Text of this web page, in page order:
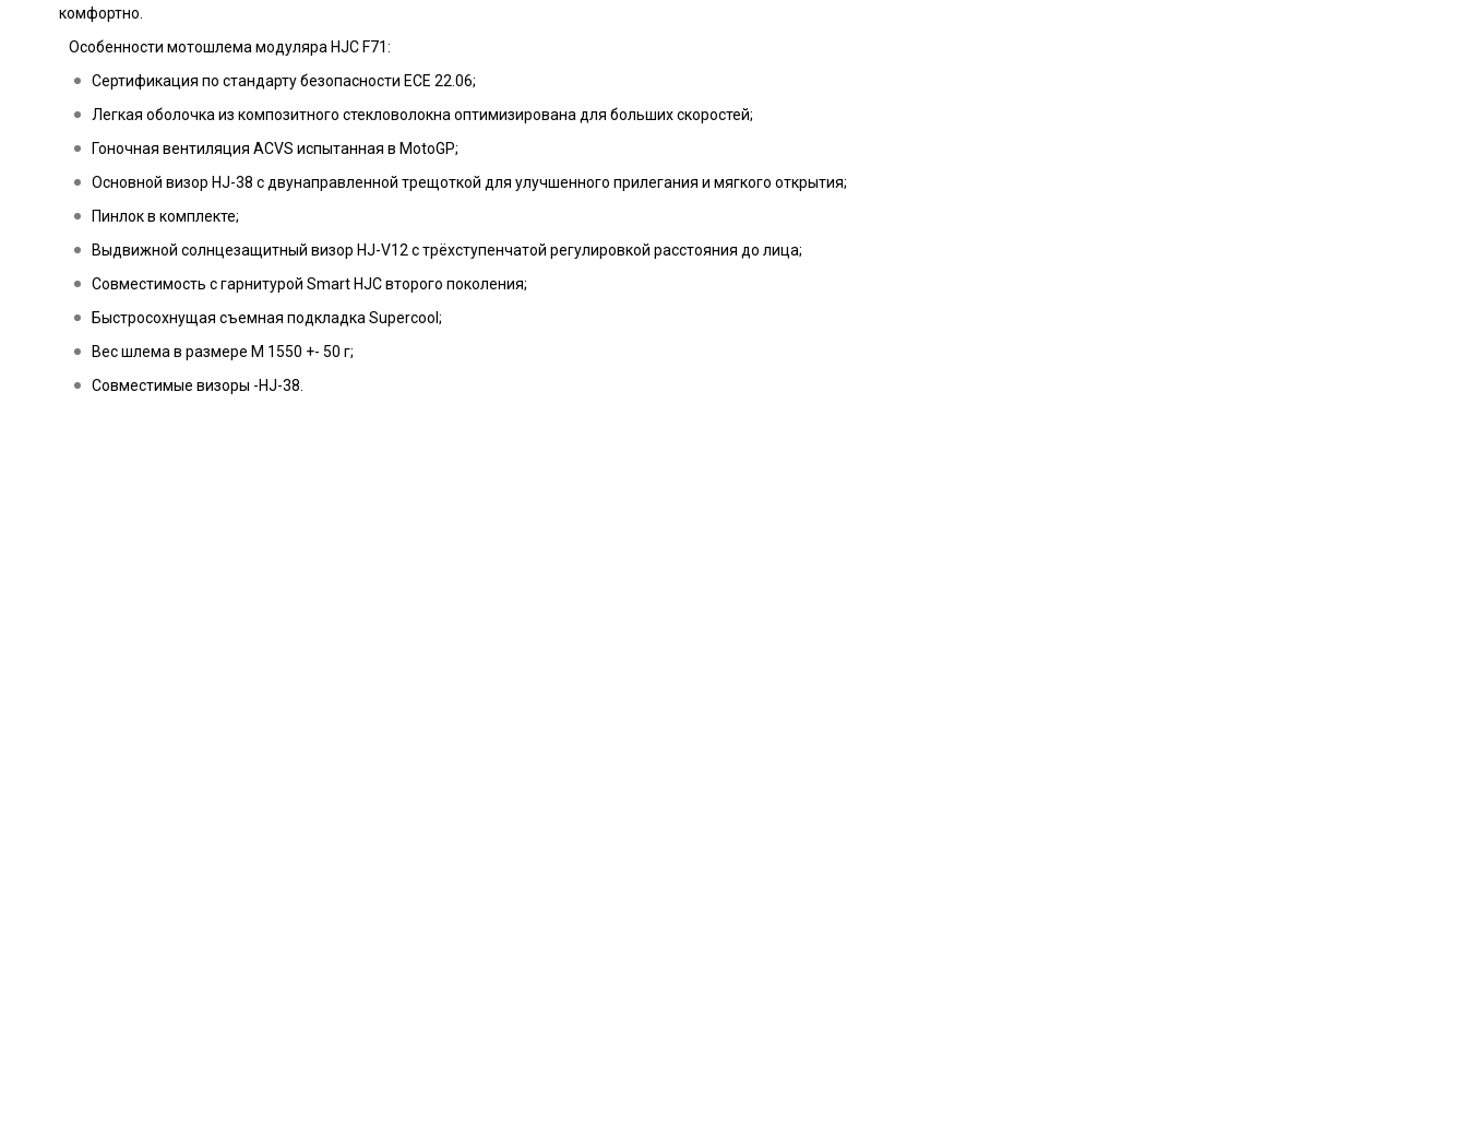
комфортно.
Особенности мотошлема модуляра HJC F71:
Сертификация по стандарту безопасности ECE 22.06;
Легкая оболочка из композитного стекловолокна оптимизирована для больших скоростей;
Гоночная вентиляция ACVS испытанная в MotoGP;
Основной визор HJ-38 с двунаправленной трещоткой для улучшенного прилегания и мягкого открытия;
Пинлок в комплекте;
Выдвижной солнцезащитный визор HJ-V12 с трёхступенчатой регулировкой расстояния до лица;
Совместимость с гарнитурой Smart HJC второго поколения;
Быстросохнущая съемная подкладка Supercool;
Вес шлема в размере M 1550 +- 50 г;
Совместимые визоры -HJ-38.